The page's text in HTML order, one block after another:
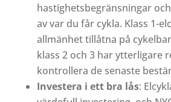
hastighetsbegränsningar
av var du får cykla. Klass 1-
allmänhet tillåtna på
klass 2 och 3 har ytterligare
kontrollera de senaste
Investera i ett bra lås: